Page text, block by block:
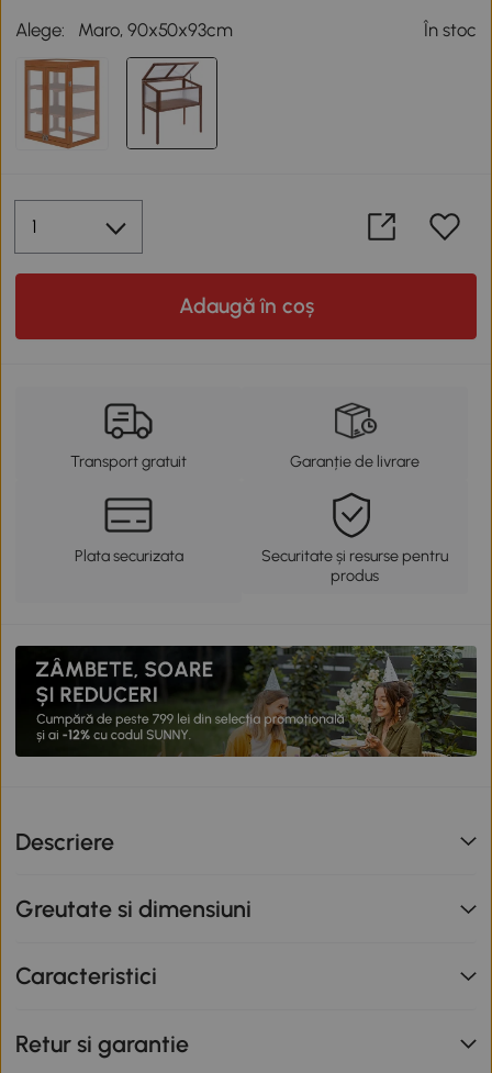
Alege: Maro, 90x50x93cm În stoc
Adaugă în coș
Transport gratuit Garanție de livrare
Plata securizata
Securitate și resurse pentru
produs
Descriere
Greutate si dimensiuni
Caracteristici
Retur si garantie